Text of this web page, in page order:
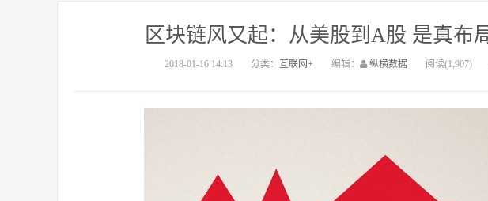
区块链风又起：从美股到A股 是真布
2018-01-16 14:13 分类： 互联网+ 编辑： 纵横数据 阅读(1,907)